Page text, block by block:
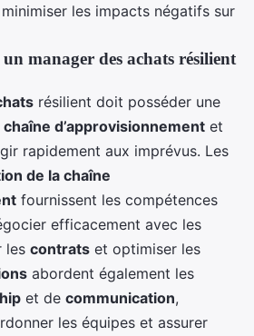
les impacts négatifs sur
manager des achats résilient
résilient doit posséder une
chaîne d’approvisionnement et
rapidement aux imprévus. Les
de la chaîne
fournissent les compétences
efficacement avec les
les contrats et optimiser les
abordent également les
et de communication,
les équipes et assurer